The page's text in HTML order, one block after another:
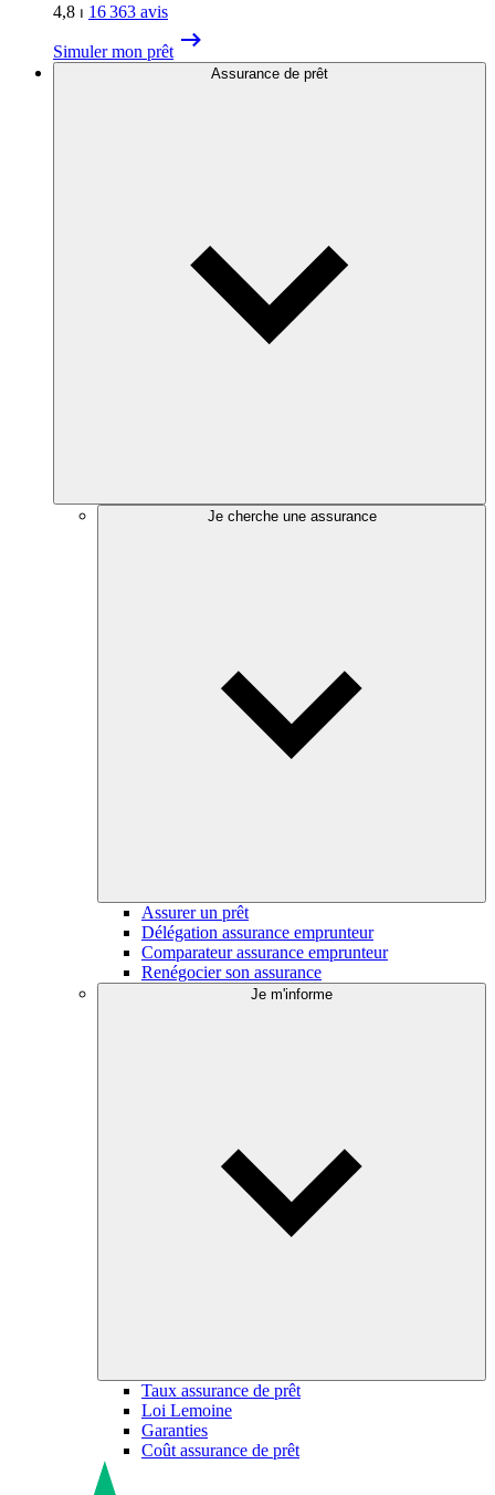
4,8 ⏐ 16 363 avis
Simuler mon prêt
Assurance de prêt
Je cherche une assurance
Assurer un prêt
Délégation assurance emprunteur
Comparateur assurance emprunteur
Renégocier son assurance
Je m'informe
Taux assurance de prêt
Loi Lemoine
Garanties
Coût assurance de prêt